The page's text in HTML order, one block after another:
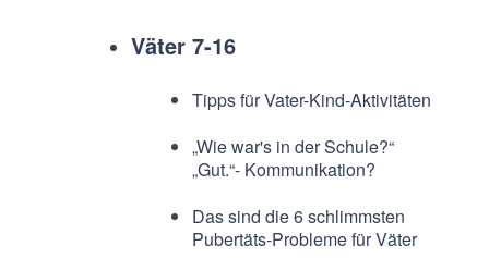
Väter 7-16
Tipps für Vater-Kind-Aktivitäten
„Wie war's in der Schule?“
„Gut.“- Kommunikation?
Das sind die 6 schlimmsten
Pubertäts-Probleme für Väter